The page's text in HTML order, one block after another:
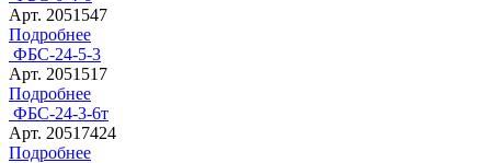
Арт. 2051547
Подробнее
ФБС-24-5-3
Арт. 2051517
Подробнее
ФБС-24-3-6т
Арт. 20517424
Подробнее